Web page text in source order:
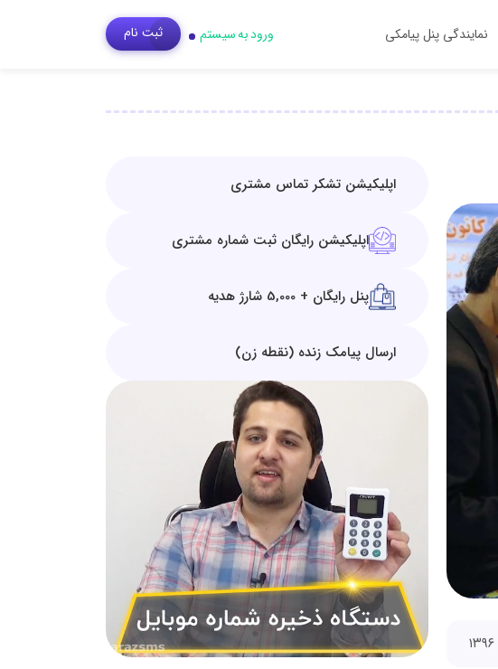
نمایندگی پنل پیامکی ورود به سیستم ثبت‌ نام
اپلیکیشن تشکر تماس مشتری
اپلیکیشن رایگان ثبت شماره مشتری
پنل رایگان + 5,000 شارژ هدیه
ارسال پیامک زنده (نقطه زن)